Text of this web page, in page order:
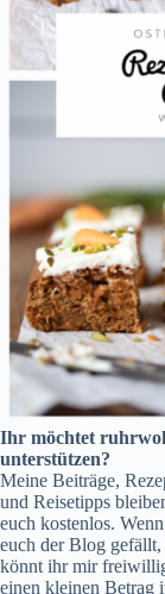
Ihr möchtet
unterstützen?
Meine Beiträge,
und Reisetipps
euch kostenlos. Wenn
euch der Blog gefällt,
könnt ihr mir
einen kleinen Betrag